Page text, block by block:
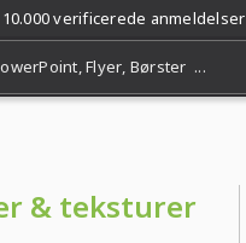
verificerede anmeldelser
& teksturer